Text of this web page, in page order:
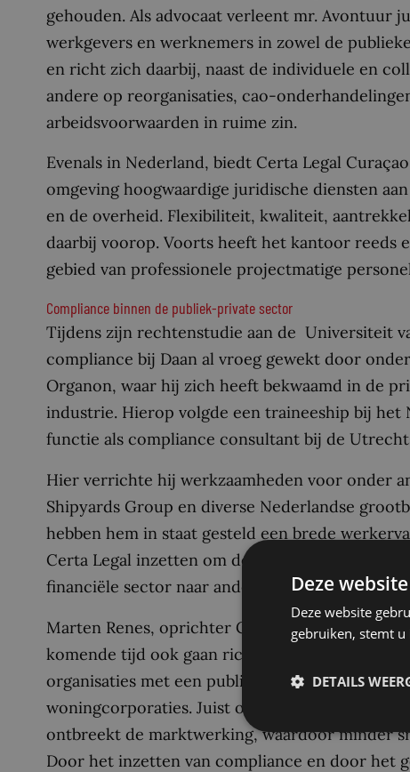
gehouden. Als advocaat verleent mr. Avontuur
werkgevers en werknemers in zowel de
en richt zich daarbij, naast de individuele en
andere op reorganisaties, cao-
arbeidsvoorwaarden in ruime zin.
Evenals in Nederland, biedt Certa Legal
omgeving hoogwaardige juridische diensten
en de overheid. Flexibiliteit, kwaliteit,
daarbij voorop. Voorts heeft het kantoor reeds
gebied van professionele projectmatige
Compliance binnen de publiek-private sector
Tijdens zijn rechtenstudie aan de Universiteit
compliance bij Daan al vroeg gewekt door
Organon, waar hij zich heeft bekwaamd in de
industrie. Hierop volgde een traineeship bij
functie als compliance consultant bij de
Hier verrichte hij werkzaamheden voor onder
Shipyards Group en diverse Nederlandse
hebben hem in staat gesteld een brede
Certa Legal inzetten om de vooruitstrevende
financiële sector naar andere sectoren.
Marten Renes, oprichter Certa Legal
komende tijd ook gaan richten op het
organisaties met een publiek/privaat karakter,
woningcorporaties. Juist omdat deze
ontbreekt de marktwerking, waardoor minder
Door het inzetten van compliance en door het
Deze
Deze website
gebruiken, stemt
DETAILS